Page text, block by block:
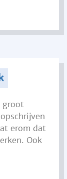
groot
erom dat
Ook